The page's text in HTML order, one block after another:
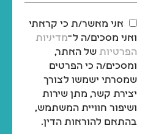
אני מאשר/ת כי קראתי
ואני מסכים/ה ל־מדיניות
הפרטיות של האתר,
ומסכים/ה כי הפרטים
שמסרתי ישמשו לצורך
יצירת קשר, מתן שירות
ושיפור חוויית המשתמש,
בהתאם להוראות הדין.